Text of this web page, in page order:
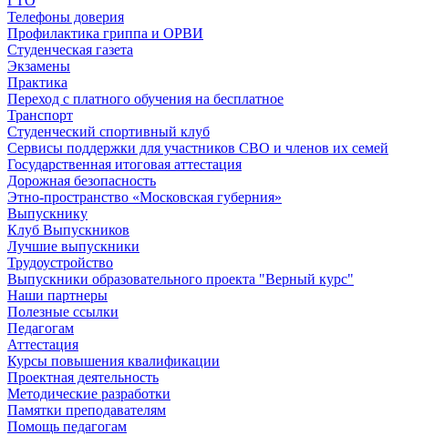
Телефоны доверия
Профилактика гриппа и ОРВИ
Cтуденческая газета
Экзамены
Практика
Переход с платного обучения на бесплатное
Транспорт
Студенческий спортивный клуб
Сервисы поддержки для участников СВО и членов их семей
Государственная итоговая аттестация
Дорожная безопасность
Этно-пространство «Московская губерния»
Выпускнику
Клуб Выпускников
Лучшие выпускники
Трудоустройство
Выпускники образовательного проекта "Верный курс"
Наши партнеры
Полезные ссылки
Педагогам
Аттестация
Курсы повышения квалификации
Проектная деятельность
Методические разработки
Памятки преподавателям
Помощь педагогам